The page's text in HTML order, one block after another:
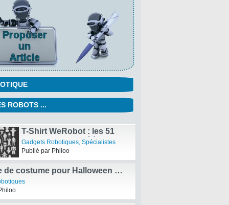
ROBOTS ...
T-Shirt WeRobot : les 51
robots les plus célèbres
Gadgets Robotiques,Spécialistes
Robotiques
Publié par Philoo
de costume pour Halloween …